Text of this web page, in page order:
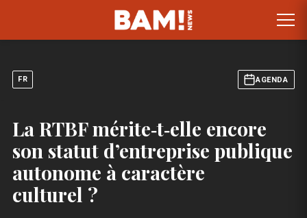
FR AGENDA
La RTBF mérite‑t‑elle encore
son statut d’entreprise publique
autonome à caractère
culturel ?